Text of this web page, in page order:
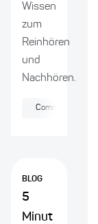
Wissen
zum
Reinhören
und
Nachhören.
Community
BLOG
5
Minut